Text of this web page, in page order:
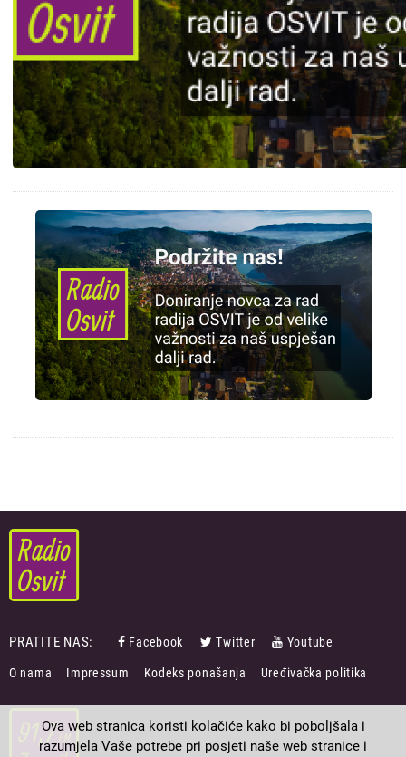
PRATITE NAS: Facebook Twitter Youtube
FOOTER
MENU
O nama Impressum Kodeks ponašanja Uređivačka politika
Ova web stranica koristi kolačiće kako bi poboljšala i
razumjela Vaše potrebe pri posjeti naše web stranice i